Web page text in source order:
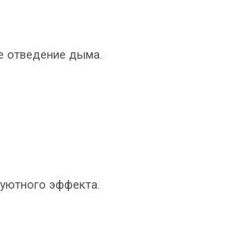
отведение дыма.
эффекта.